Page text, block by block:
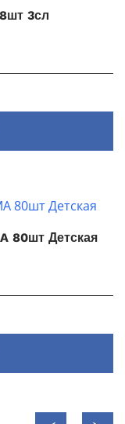
3сл
80шт Детская